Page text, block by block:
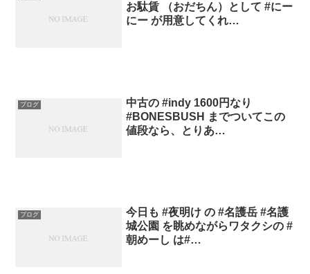
お駄賃 （おだちん）として #にー
にー が用意してくれ…
ブログ
中古の #indy 1600円なり
#BONESBUSH までついてこの
値段なら、とりあ…
ブログ
今日も #夜明け の #名護岳 #名護
城公園 を眺めながらワタクシの #
朝めーし は#…